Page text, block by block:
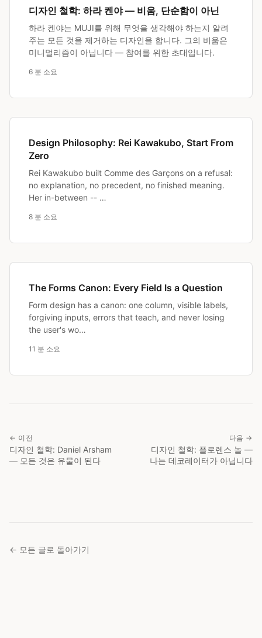
디자인 철학: 하라 켄야 — 비움, 단순함이 아닌
하라 켄야는 MUJI를 위해 무엇을 생각해야 하는지 알려
주는 모든 것을 제거하는 디자인을 합니다. 그의 비움은
미니멀리즘이 아닙니다 — 참여를 위한 초대입니다.
6 분 소요
Design Philosophy: Rei Kawakubo, Start From
Zero
Rei Kawakubo built Comme des Garçons on a refusal:
no explanation, no precedent, no finished meaning.
Her in-between -- …
8 분 소요
The Forms Canon: Every Field Is a Question
Form design has a canon: one column, visible labels,
forgiving inputs, errors that teach, and never losing
the user's wo…
11 분 소요
← 이전
디자인 철학: Daniel Arsham
— 모든 것은 유물이 된다
다음 →
디자인 철학: 플로렌스 놀 —
나는 데코레이터가 아닙니다
← 모든 글로 돌아가기